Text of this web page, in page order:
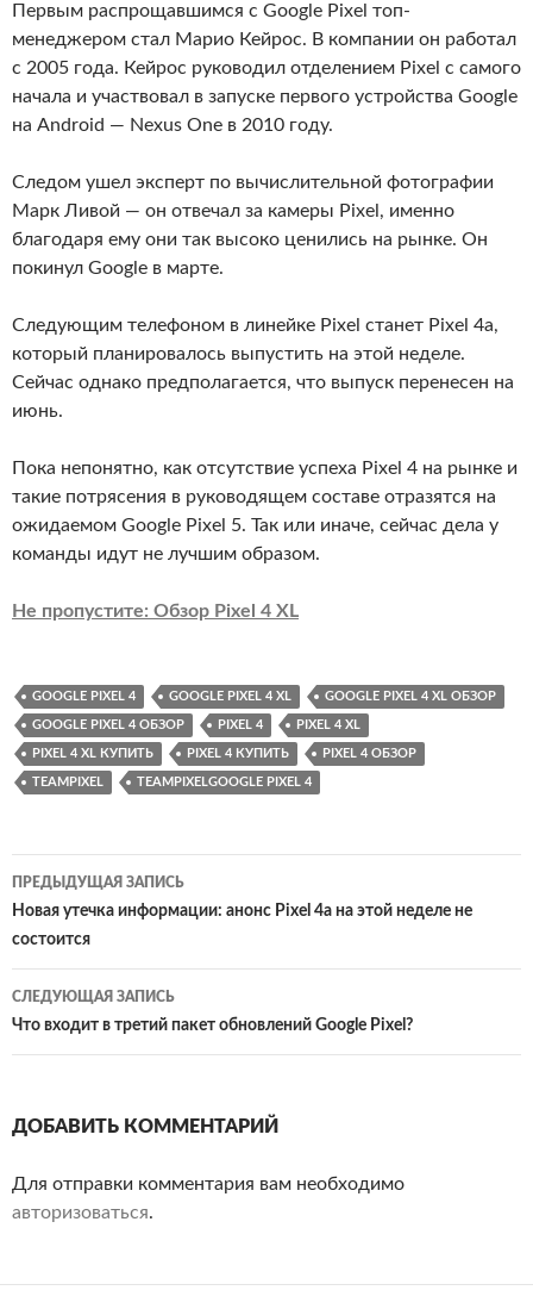
Первым распрощавшимся с Google Pixel топ-
менеджером стал Марио Кейрос. В компании он работал
с 2005 года. Кейрос руководил отделением Pixel с самого
начала и участвовал в запуске первого устройства Google
на Android — Nexus One в 2010 году.
Следом ушел эксперт по вычислительной фотографии
Марк Ливой — он отвечал за камеры Pixel, именно
благодаря ему они так высоко ценились на рынке. Он
покинул Google в марте.
Следующим телефоном в линейке Pixel станет Pixel 4a,
который планировалось выпустить на этой неделе.
Сейчас однако предполагается, что выпуск перенесен на
июнь.
Пока непонятно, как отсутствие успеха Pixel 4 на рынке и
такие потрясения в руководящем составе отразятся на
ожидаемом Google Pixel 5. Так или иначе, сейчас дела у
команды идут не лучшим образом.
Не пропустите: Обзор Pixel 4 XL
GOOGLE PIXEL 4 GOOGLE PIXEL 4 XL GOOGLE PIXEL 4 XL ОБЗОР
GOOGLE PIXEL 4 ОБЗОР PIXEL 4 PIXEL 4 XL
PIXEL 4 XL КУПИТЬ PIXEL 4 КУПИТЬ PIXEL 4 ОБЗОР
TEAMPIXEL TEAMPIXELGOOGLE PIXEL 4
Навигация
по
ПРЕДЫДУЩАЯ ЗАПИСЬ
Новая утечка информации: анонс Pixel 4a на этой неделе не
состоится
СЛЕДУЮЩАЯ ЗАПИСЬ
Что входит в третий пакет обновлений Google Pixel?
ДОБАВИТЬ КОММЕНТАРИЙ
Для отправки комментария вам необходимо
авторизоваться.